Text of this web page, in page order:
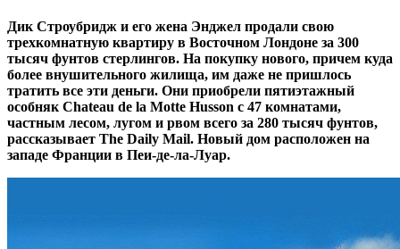
Дик Строубридж и его жена Энджел продали свою
трехкомнатную квартиру в Восточном Лондоне за 300
тысяч фунтов стерлингов. На покупку нового, причем куда
более внушительного жилища, им даже не пришлось
тратить все эти деньги. Они приобрели пятиэтажный
особняк Chateau de la Motte Husson с 47 комнатами,
частным лесом, лугом и рвом всего за 280 тысяч фунтов,
рассказывает The Daily Mail. Новый дом расположен на
западе Франции в Пеи-де-ла-Луар.